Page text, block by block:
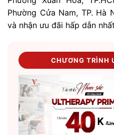
Phường Cửa Nam, TP.
và nhận ưu đãi hấp dẫn
CHƯƠNG TRÌNH